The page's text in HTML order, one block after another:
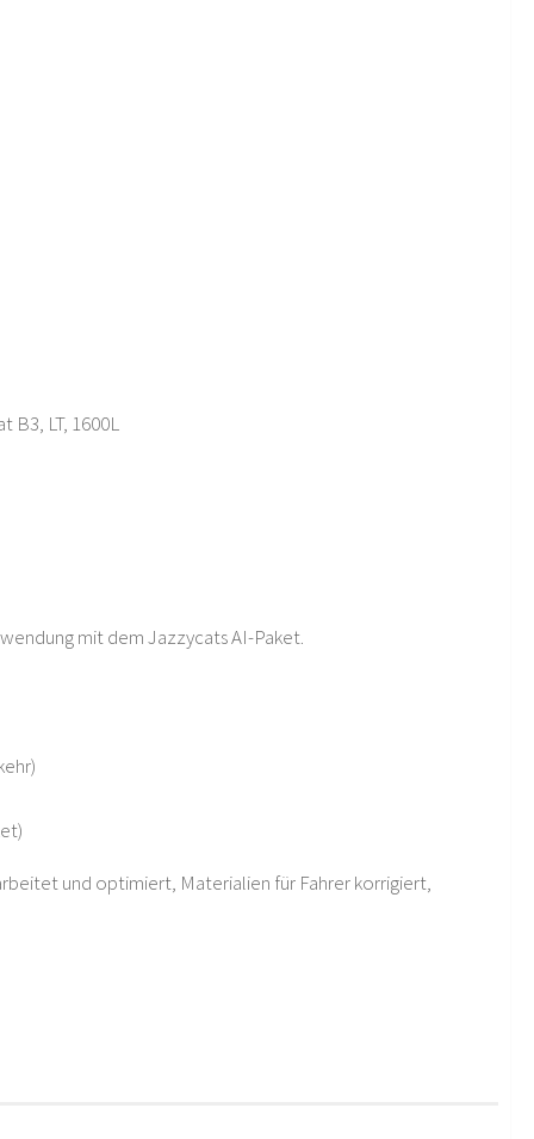
B3, LT, 1600L
mit dem Jazzycats AI-Paket.
und optimiert, Materialien für Fahrer korrigiert,